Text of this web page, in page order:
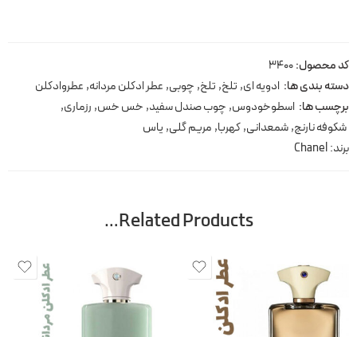
کد محصول:3400
دسته بندی ها: ادویه ای, تلخ, تلخ, چوبی, عطر ادکلن مردانه, عطروادکلن
برچسب ها: اسطوخودوس, چوب صندل سفید, خس خس, رزماری,
شکوفه نارنج,شمعدانی,کهربا, مریم گلی, یاس
برند:Chanel
Related Products…